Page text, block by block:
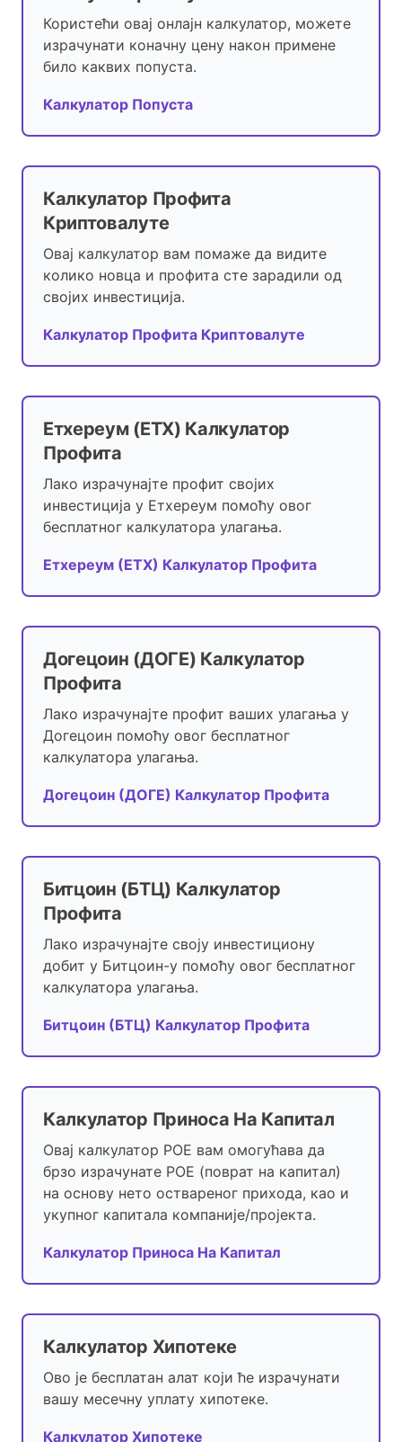
Користећи овај онлајн калкулатор, можете
израчунати коначну цену након примене
било каквих попуста.
Калкулатор Попуста
Калкулатор Профита
Криптовалуте
Овај калкулатор вам помаже да видите
колико новца и профита сте зарадили од
својих инвестиција.
Калкулатор Профита Криптовалуте
Етхереум (ЕТХ) Калкулатор
Профита
Лако израчунајте профит својих
инвестиција у Етхереум помоћу овог
бесплатног калкулатора улагања.
Етхереум (ЕТХ) Калкулатор Профита
Догецоин (ДОГЕ) Калкулатор
Профита
Лако израчунајте профит ваших улагања у
Догецоин помоћу овог бесплатног
калкулатора улагања.
Догецоин (ДОГЕ) Калкулатор Профита
Битцоин (БТЦ) Калкулатор
Профита
Лако израчунајте своју инвестициону
добит у Битцоин-у помоћу овог бесплатног
калкулатора улагања.
Битцоин (БТЦ) Калкулатор Профита
Калкулатор Приноса На Капитал
Овај калкулатор РОЕ вам омогућава да
брзо израчунате РОЕ (поврат на капитал)
на основу нето оствареног прихода, као и
укупног капитала компаније/пројекта.
Калкулатор Приноса На Капитал
Калкулатор Хипотеке
Ово је бесплатан алат који ће израчунати
вашу месечну уплату хипотеке.
Калкулатор Хипотеке